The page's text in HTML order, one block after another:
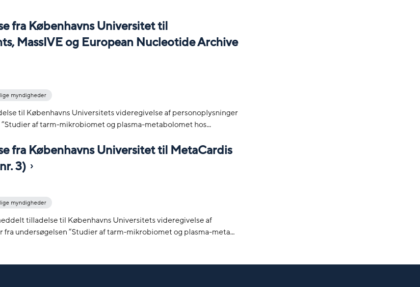
fra Københavns Universitet til
MassIVE og European Nucleotide Archive
myndigheder
til Københavns Universitets videregivelse af personoplysninger
af tarm-mikrobiomet og plasma-metabolomet hos...
fra Københavns Universitet til MetaCardis
3)
myndigheder
tilladelse til Københavns Universitets videregivelse af
fra undersøgelsen ”Studier af tarm-mikrobiomet og plasma-meta...